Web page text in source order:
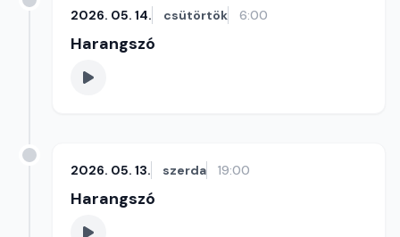
2026. 05. 14. csütörtök 6:00
Harangszó
2026. 05. 13. szerda 19:00
Harangszó